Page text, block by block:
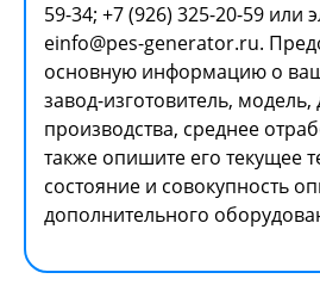
59-34; +7 (926) 325-20-59 или
еinfo@pes-generator.ru.
основную информацию о
завод-изготовитель, модель,
производства, среднее
также опишите его текущее
состояние и совокупность
дополнительного